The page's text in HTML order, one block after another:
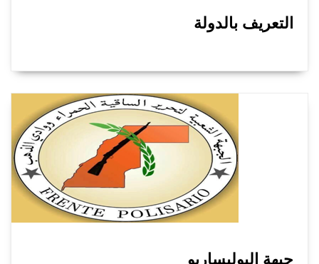
التعريف بالدولة
جبهة البوليساريو